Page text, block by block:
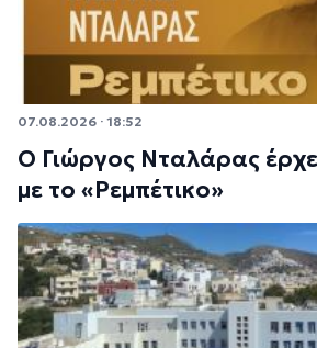
07.08.2026 · 18:52
Ο Γιώργος Νταλάρας
με το «Ρεμπέτικο»